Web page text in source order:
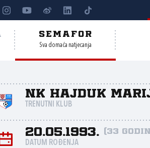
SEMAFOR
Sva domaća natjecanja
NK Hajduk
TRENUTNI KLUB
20.05.1993. (33
DATUM ROĐENJA